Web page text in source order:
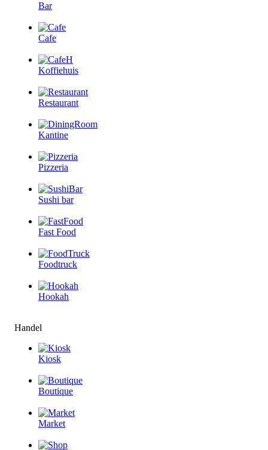
Bar
Cafe
Koffiehuis
Restaurant
Kantine
Pizzeria
Sushi bar
Fast Food
Foodtruck
Hookah
Handel
Kiosk
Boutique
Market